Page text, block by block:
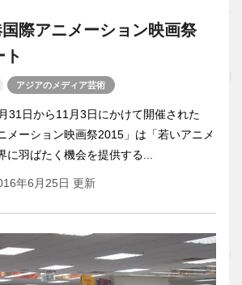
国際アニメーション映画祭
アジアのメディア芸術
31日から11月3日にかけて開催された
メーション映画祭2015」は「若いアニメ
に羽ばたく機会を提供する...
年6月25日 更新